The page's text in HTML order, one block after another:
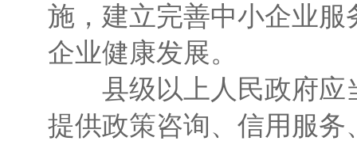
施，建立完善中小企业
企业健康发展。
县级以上人民政府应
提供政策咨询、信用服